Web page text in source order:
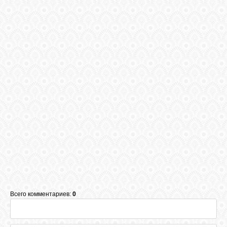
Всего комментариев: 0